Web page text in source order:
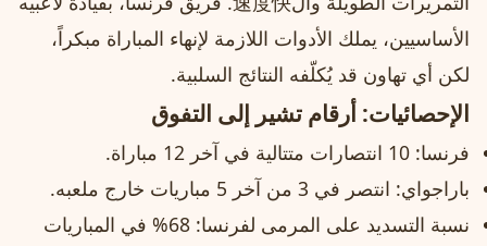
الأساسيين، يملك الأدوات اللازمة لإنهاء المباراة مبكراً،
لكن أي تهاون قد يُكلّفه النتائج السلبية.
الإحصائيات: أرقام تشير إلى التفوق
فرنسا: 10 انتصارات متتالية في آخر 12 مباراة.
باراجواي: انتصر في 3 من آخر 5 مباريات خارج ملعبه.
نسبة التسديد على المرمى لفرنسا: 68% في المباريات